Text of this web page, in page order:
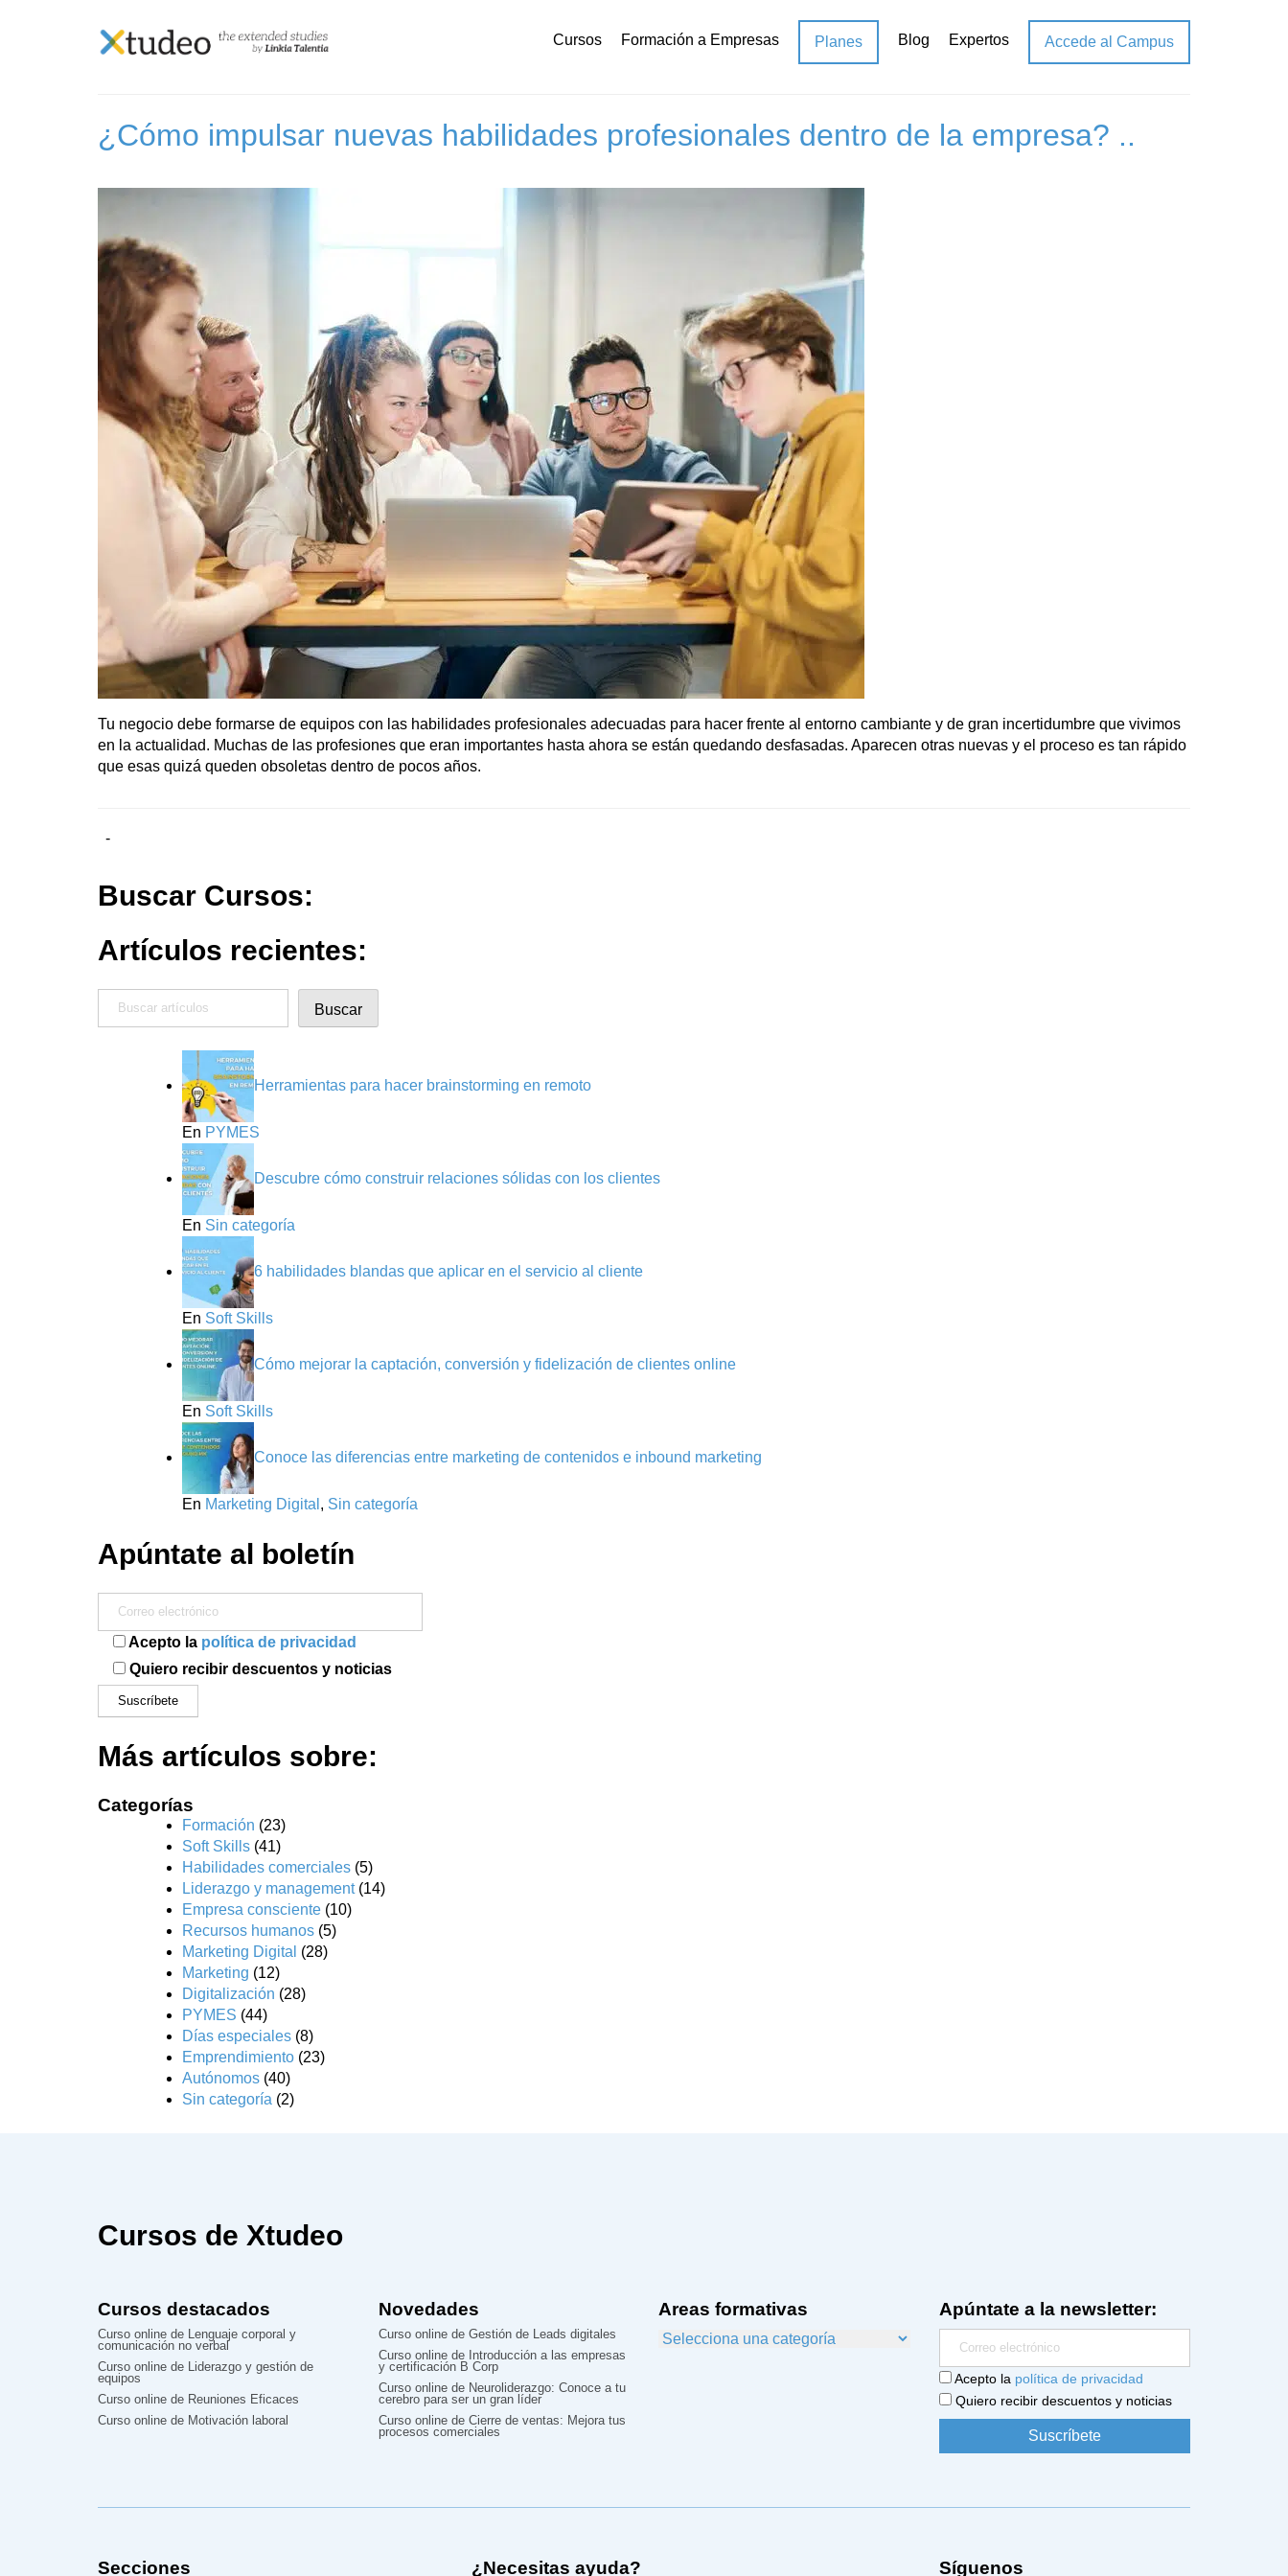
Cursos Formación a Empresas Planes Blog Expertos Accede al Campus
Etiqueta:habilidades profesionales
¿Cómo impulsar nuevas habilidades profesionales dentro de la empresa? ..
Tu negocio debe formarse de equipos con las habilidades profesionales adecuadas para hacer frente al entorno cambiante y de gran incertidumbre que vivimos
en la actualidad. Muchas de las profesiones que eran importantes hasta ahora se están quedando desfasadas. Aparecen otras nuevas y el proceso es tan rápido
que esas quizá queden obsoletas dentro de pocos años.
-
Buscar Cursos:
Artículos recientes:
Buscar
Herramientas para hacer brainstorming en remoto
En PYMES
Descubre cómo construir relaciones sólidas con los clientes
En Sin categoría
6 habilidades blandas que aplicar en el servicio al cliente
En Soft Skills
Cómo mejorar la captación, conversión y fidelización de clientes online
En Soft Skills
Conoce las diferencias entre marketing de contenidos e inbound marketing
En Marketing Digital , Sin categoría
Apúntate al boletín
Acepto la política de privacidad
Quiero recibir descuentos y noticias
Más artículos sobre:
Categorías
Formación (23)
Soft Skills (41)
Habilidades comerciales (5)
Liderazgo y management(14)
Empresa consciente (10)
Recursos humanos (5)
Marketing Digital (28)
Marketing (12)
Digitalización (28)
PYMES (44)
Días especiales (8)
Emprendimiento (23)
Autónomos (40)
Sin categoría (2)
Cursos de Xtudeo
Cursos destacados
Curso online de Lenguaje corporal y
comunicación no verbal
Curso online de Liderazgo y gestión de
equipos
Curso online de Reuniones Eficaces
Curso online de Motivación laboral
Novedades
Curso online de Gestión de Leads digitales
Curso online de Introducción a las empresas
y certificación B Corp
Curso online de Neuroliderazgo: Conoce a tu
cerebro para ser un gran líder
Curso online de Cierre de ventas: Mejora tus
procesos comerciales
Areas formativas Apúntate a la newsletter:
Acepto la política de privacidad
Quiero recibir descuentos y noticias
Secciones ¿Necesitas ayuda? Síguenos